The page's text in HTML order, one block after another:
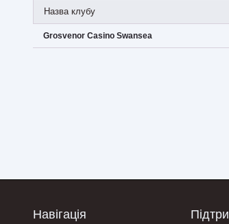
Назва клубу
Grosvenor Casino Swansea
Навігація